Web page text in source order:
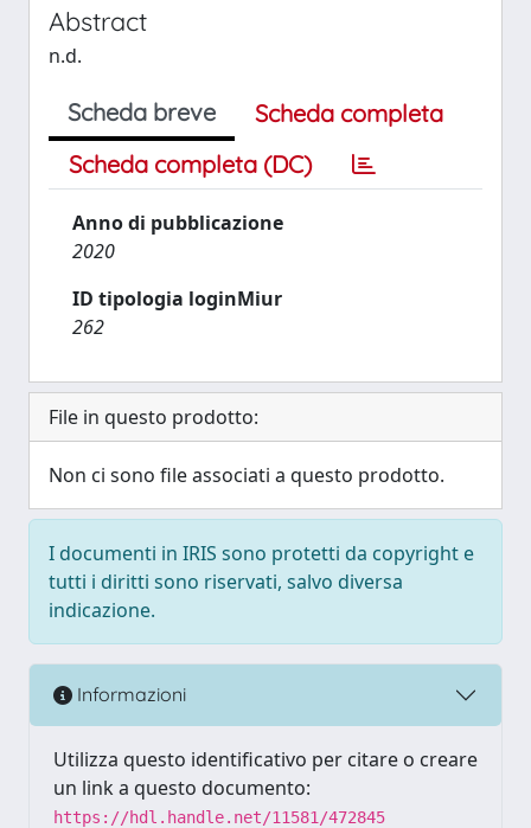
Abstract
n.d.
Scheda breve
Scheda completa
Scheda completa (DC)
Anno di pubblicazione
2020
ID tipologia loginMiur
262
File in questo prodotto:
Non ci sono file associati a questo prodotto.
I documenti in IRIS sono protetti da copyright e
tutti i diritti sono riservati, salvo diversa
indicazione.
Informazioni
Utilizza questo identificativo per citare o creare
un link a questo documento:
https://hdl.handle.net/11581/472845